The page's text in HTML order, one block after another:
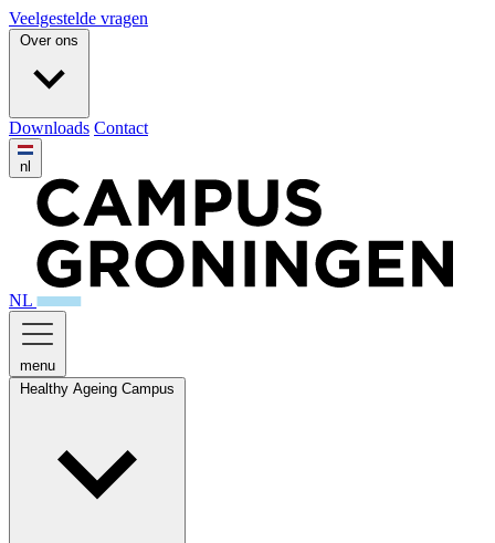
Veelgestelde vragen
Over ons
Downloads Contact
nl
NL
menu
Healthy Ageing Campus